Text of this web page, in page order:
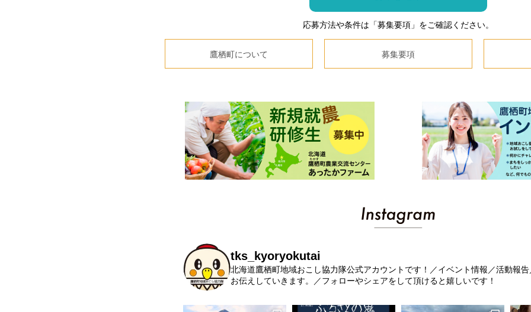
応募方法や条件は「募集要項」をご確認ください。
鷹栖町について 募集要項
tks_kyoryokutai
北海道鷹栖町地域おこし協力隊公式アカウントです！／イベント情報／活動報
お伝えしていきます。／フォローやシェアをして頂けると嬉しいです！